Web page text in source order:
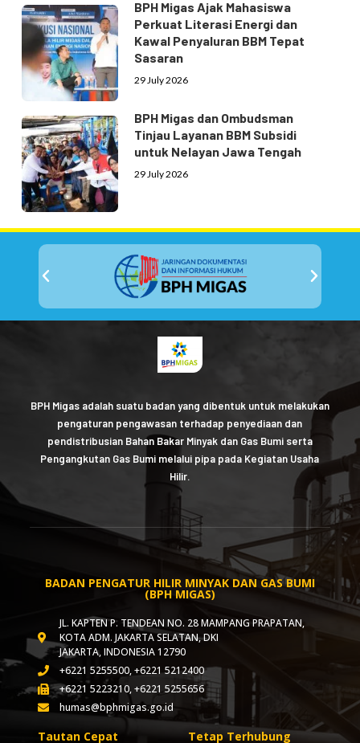
BPH Migas Ajak Mahasiswa
Perkuat Literasi Energi dan
Kawal Penyaluran BBM Tepat
Sasaran
29 July 2026
BPH Migas dan Ombudsman
Tinjau Layanan BBM Subsidi
untuk Nelayan Jawa Tengah
29 July 2026
BPH Migas adalah suatu badan yang dibentuk untuk melakukan
pengaturan pengawasan terhadap penyediaan dan
pendistribusian Bahan Bakar Minyak dan Gas Bumi serta
Pengangkutan Gas Bumi melalui pipa pada Kegiatan Usaha
Hilir.
BADAN PENGATUR HILIR MINYAK DAN GAS BUMI
(BPH MIGAS)
JL. KAPTEN P. TENDEAN NO. 28 MAMPANG PRAPATAN,
KOTA ADM. JAKARTA SELATAN, DKI
JAKARTA, INDONESIA 12790
+6221 5255500, +6221 5212400
+6221 5223210, +6221 5255656
humas@bphmigas.go.id
Tautan Cepat Tetap Terhubung